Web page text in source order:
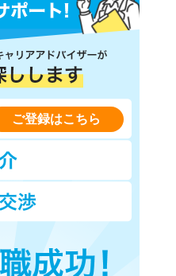
ご登録はこちら